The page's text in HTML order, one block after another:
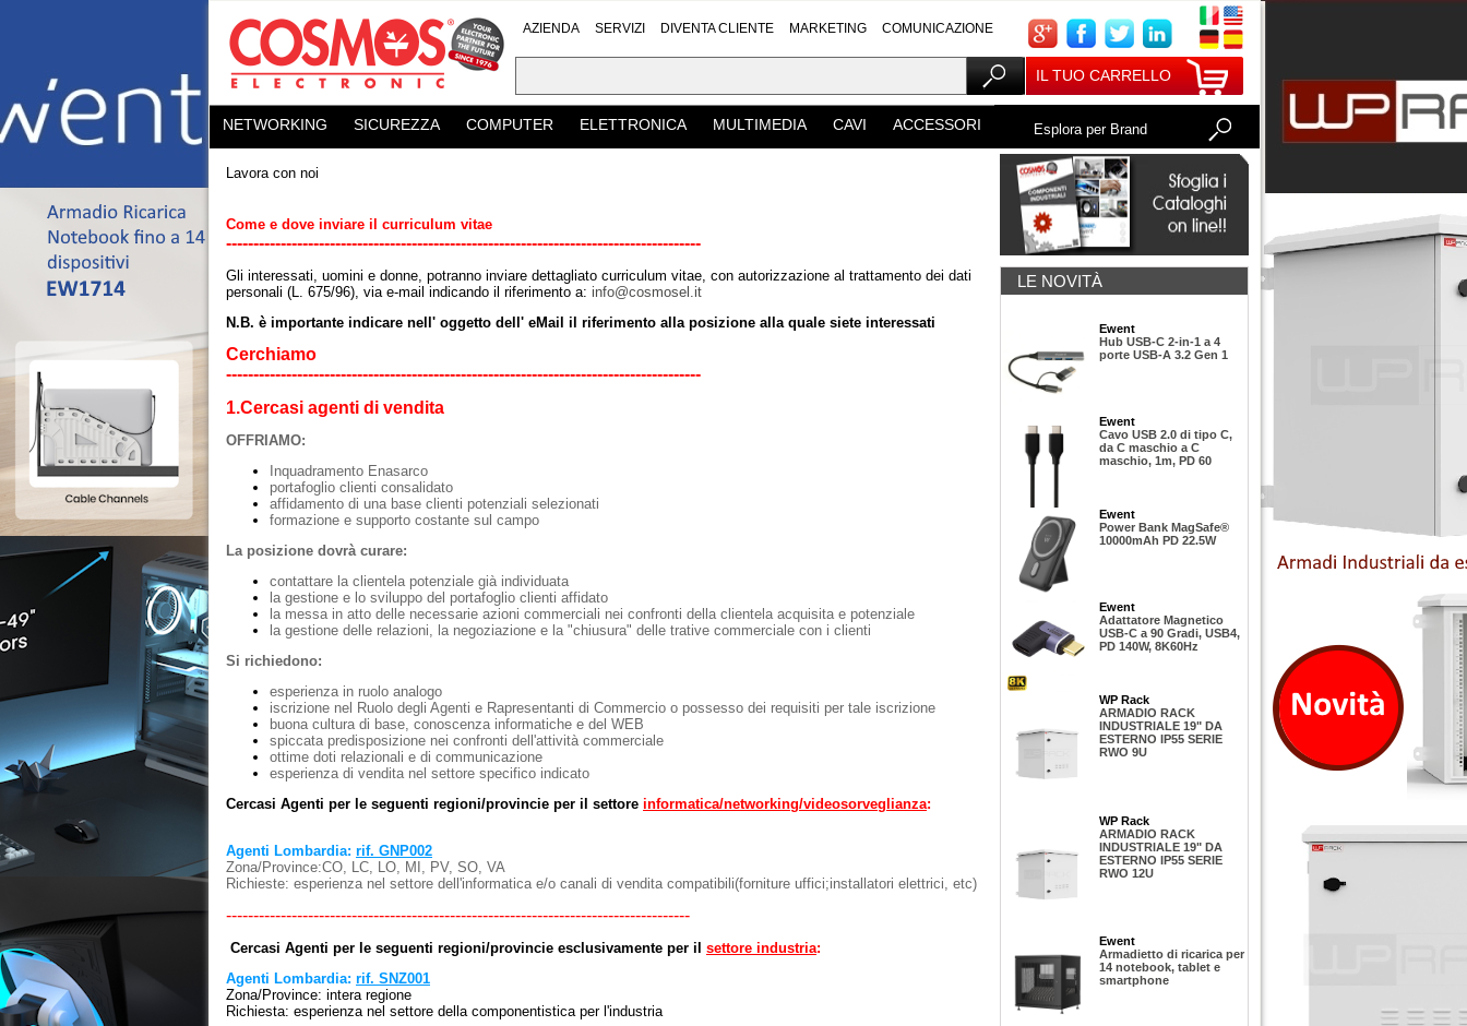
AZIENDA SERVIZI DIVENTA CLIENTE MARKETING COMUNICAZIONE
IL TUO CARRELLO
NETWORKING SICUREZZA COMPUTER ELETTRONICA MULTIMEDIA CAVI ACCESSORI Esplora per Brand
Lavora con noi
Come e dove inviare il curriculum vitae
---------------------------------------------------------------------------------------
Gli interessati, uomini e donne, potranno inviare dettagliato curriculum vitae, con autorizzazione al trattamento dei dati
personali (L. 675/96), via e-mail indicando il riferimento a: info@cosmosel.it
N.B. è importante indicare nell' oggetto dell' eMail il riferimento alla posizione alla quale siete interessati
Cerchiamo
---------------------------------------------------------------------------------------
1.Cercasi agenti di vendita
OFFRIAMO:
Inquadramento Enasarco
portafoglio clienti consalidato
affidamento di una base clienti potenziali selezionati
formazione e supporto costante sul campo
La posizione dovrà curare:
contattare la clientela potenziale già individuata
la gestione e lo sviluppo del portafoglio clienti affidato
la messa in atto delle necessarie azioni commerciali nei confronti della clientela acquisita e potenziale
la gestione delle relazioni, la negoziazione e la "chiusura" delle trative commerciale con i clienti
Si richiedono:
esperienza in ruolo analogo
iscrizione nel Ruolo degli Agenti e Rapresentanti di Commercio o possesso dei requisiti per tale iscrizione
buona cultura di base, conoscenza informatiche e del WEB
spiccata predisposizione nei confronti dell'attività commerciale
ottime doti relazionali e di communicazione
esperienza di vendita nel settore specifico indicato
Cercasi Agenti per le seguenti regioni/provincie per il settore informatica/networking/videosorveglianza:
Agenti Lombardia: rif. GNP002
Zona/Province:CO, LC, LO, MI, PV, SO, VA
Richieste: esperienza nel settore dell'informatica e/o canali di vendita compatibili(forniture uffici;installatori elettrici, etc)
-------------------------------------------------------------------------------------
Cercasi Agenti per le seguenti regioni/provincie esclusivamente per il settore industria:
Agenti Lombardia: rif. SNZ001
Zona/Province: intera regione
Richiesta: esperienza nel settore della componentistica per l'industria
LE NOVITÀ
Ewent
Hub USB-C 2-in-1 a 4
porte USB-A 3.2 Gen 1
Ewent
Cavo USB 2.0 di tipo C,
da C maschio a C
maschio, 1m, PD 60
Ewent
Power Bank MagSafe®
10000mAh PD 22.5W
Ewent
Adattatore Magnetico
USB-C a 90 Gradi, USB4,
PD 140W, 8K60Hz
WP Rack
ARMADIO RACK
INDUSTRIALE 19" DA
ESTERNO IP55 SERIE
RWO 9U
WP Rack
ARMADIO RACK
INDUSTRIALE 19" DA
ESTERNO IP55 SERIE
RWO 12U
Ewent
Armadietto di ricarica per
14 notebook, tablet e
smartphone